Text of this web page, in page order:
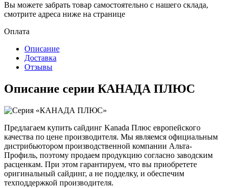
Вы можете забрать товар самостоятельно с нашего склада,
смотрите адреса ниже на странице
Оплата
Описание
Доставка
Отзывы
Описание серии КАНАДА ПЛЮС
Предлагаем купить сайдинг Kanada Плюс европейского
качества по цене производителя. Мы являемся официальным
дистрибьютором производственной компании Альта-
Профиль, поэтому продаем продукцию согласно заводским
расценкам. При этом гарантируем, что вы приобретете
оригинальный сайдинг, а не подделку, и обеспечим
техподдержкой производителя.